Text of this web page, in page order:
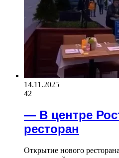
14.11.2025
42
— В центре
ресторан
Открытие нового